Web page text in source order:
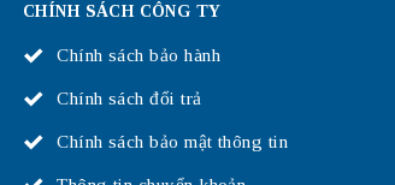
CHÍNH SÁCH CÔNG TY
Chính sách bảo hành
Chính sách đổi trả
Chính sách bảo mật thông tin